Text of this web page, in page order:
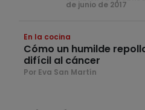
de junio de 2017
En la cocina
Cómo un humilde
difícil al cáncer
Por Eva San Martín